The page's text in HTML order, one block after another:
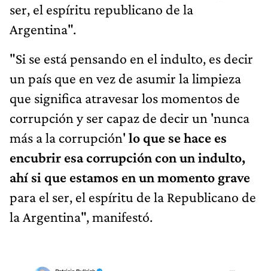
ser, el espíritu republicano de la
Argentina".
"Si se está pensando en el indulto, es decir
un país que en vez de asumir la limpieza
que significa atravesar los momentos de
corrupción y ser capaz de decir un 'nunca
más a la corrupción' lo que se hace es
encubrir esa corrupción con un indulto,
ahí si que estamos en un momento grave
para el ser, el espíritu de la Republicano de
la Argentina", manifestó.